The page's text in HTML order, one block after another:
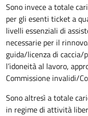
Sono invece a totale
per gli esenti ticket a
livelli essenziali di
necessarie per il
guida/licenza di caccia/
l’idoneità al lavoro,
Commissione invalidi/
Sono altresì a totale
in regime di attività